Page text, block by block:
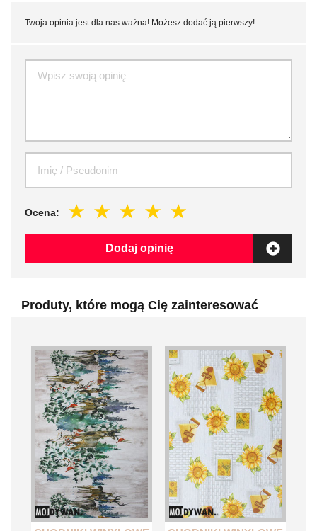
Twoja opinia jest dla nas ważna! Możesz dodać ją pierwszy!
Ocena:
Dodaj opinię
Produty, które mogą Cię zainteresować